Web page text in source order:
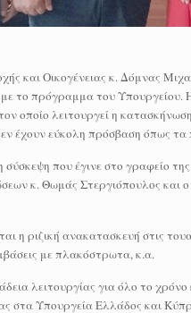
και Οικογένειας κ. Δόμνας
το πρόγραμμα του Υπουργείου.
οποίο λειτουργεί η
έχουν εύκολη πρόσβαση όπως
που έγινε στο γραφείο
κ. Θωμάς Στεργιόπουλος και
η ριζική ανακατασκευή στις
με πλακόστρωτα, κ.α.
λειτουργίας για όλο το
στα Υπουργεία Ελλάδος και